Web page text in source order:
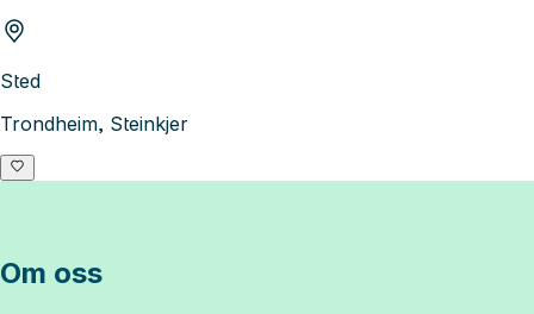
Sted
Trondheim, Steinkjer
Om oss